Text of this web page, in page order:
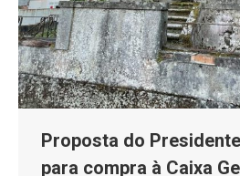
Proposta do
para compra à Caixa